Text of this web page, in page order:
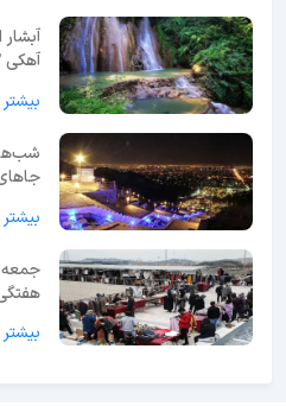
آهکی ۳۲ متری در لفور
جمعه